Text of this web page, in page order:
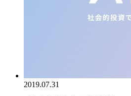
2019.07.31